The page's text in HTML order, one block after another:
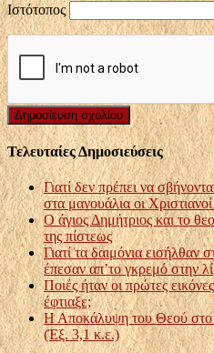
Ιστότοπος
Τελευταίες Δημοσιεύσεις
Γιατί δεν πρέπει να
στα μανουάλια οι
Ο άγιος Δημήτριος και το
της πίστεως
Γιατί τα δαιμόνια εισήλθαν
έπεσαν απ’το γκρεμό στην
Ποιές ήταν οι πρώτες
έφτιαξε;
Η Αποκάλυψη του Θεού
(Έξ. 3,1 κ.ε.)